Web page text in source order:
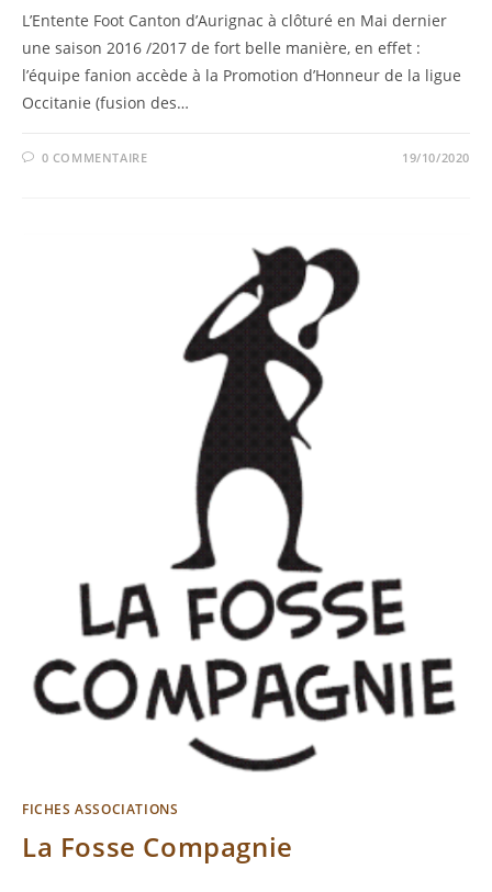
L’Entente Foot Canton d’Aurignac à clôturé en Mai dernier
une saison 2016 /2017 de fort belle manière, en effet :
l’équipe fanion accède à la Promotion d’Honneur de la ligue
Occitanie (fusion des…
0 COMMENTAIRE 19/10/2020
FICHES ASSOCIATIONS
La Fosse Compagnie